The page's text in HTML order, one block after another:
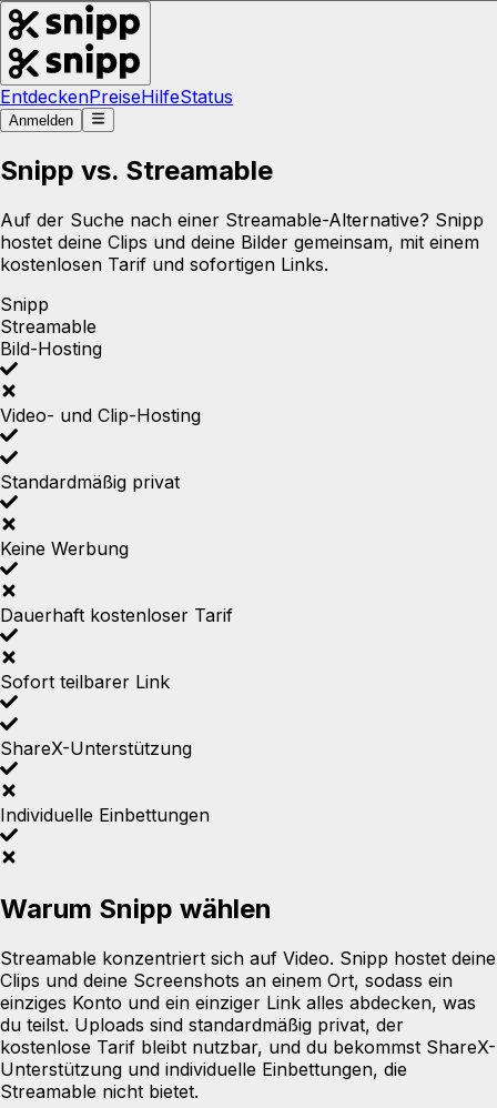
EntdeckenPreiseHilfeStatus
Anmelden
Snipp vs. Streamable
Auf der Suche nach einer Streamable-Alternative? Snipp
hostet deine Clips und deine Bilder gemeinsam, mit einem
kostenlosen Tarif und sofortigen Links.
Snipp
Streamable
Bild-Hosting
Video- und Clip-Hosting
Standardmäßig privat
Keine Werbung
Dauerhaft kostenloser Tarif
Sofort teilbarer Link
ShareX-Unterstützung
Individuelle Einbettungen
Warum Snipp wählen
Streamable konzentriert sich auf Video. Snipp hostet deine
Clips und deine Screenshots an einem Ort, sodass ein
einziges Konto und ein einziger Link alles abdecken, was
du teilst. Uploads sind standardmäßig privat, der
kostenlose Tarif bleibt nutzbar, und du bekommst ShareX-
Unterstützung und individuelle Einbettungen, die
Streamable nicht bietet.